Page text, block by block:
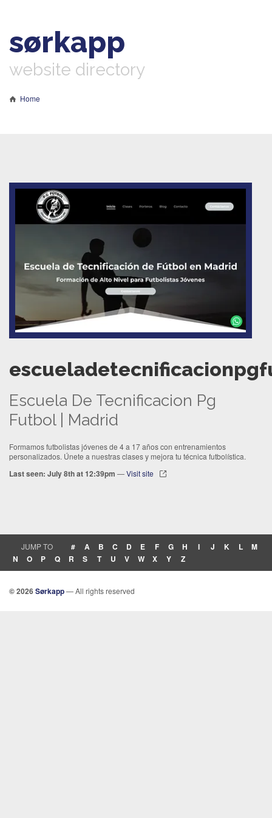
sørkapp
website directory
Home
Escuela De Tecnificacion Pg
Futbol | Madrid
Formamos futbolistas jóvenes de 4 a 17 años con entrenamientos
personalizados. Únete a nuestras clases y mejora tu técnica futbolística.
Last seen: July 8th at 12:39pm —Visit site
JUMP TO # A B C D E F G H I J K L
M
N
O P Q R S T U V W X Y Z
© 2026Sørkapp— All rights reserved